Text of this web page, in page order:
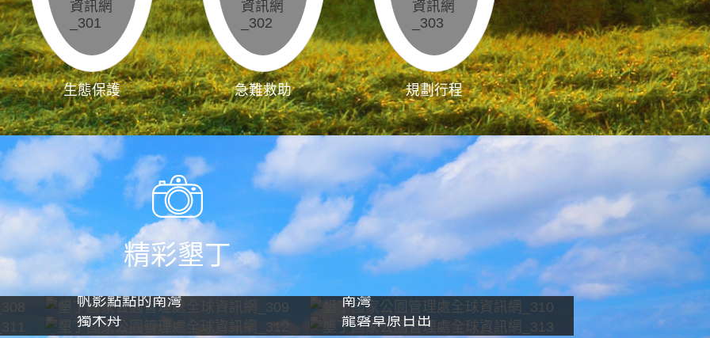
生態保護 急難救助 規劃行程 影像直播
精彩墾丁
帆影點點的南灣
南灣
獨木舟
龍磐草原日出